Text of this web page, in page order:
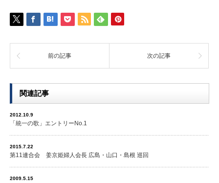
前の記事 次の記事
関連記事
2012.10.9
「統一の歌」エントリーNo.1
2015.7.22
第11連合会 姜京姫婦人会長 広島・山口・島根 巡回
2009.5.15